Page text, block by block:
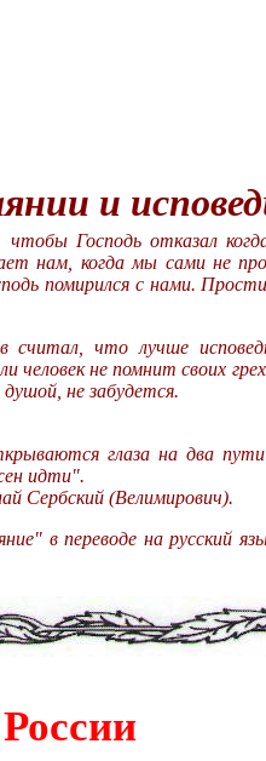
и
Господь отказал
нам, когда мы сами не
помирился с нами.
считал, что лучше
человек не помнит своих
не забудется.
глаза на два
идти".
Сербский (Велимирович).
в переводе на русский